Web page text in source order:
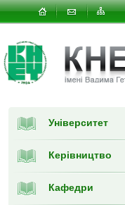
Університет
Керівництво
Кафедри